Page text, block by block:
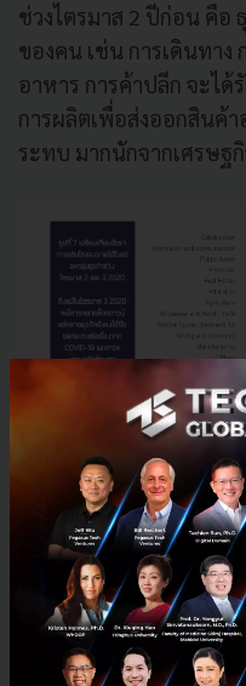
ช่วงไตรมาส 2 ปีก่อน คือ
ของคน เช่น การเดินทาง
อาหาร การค้าปลีก จะไ
การผลิตเพื่อส่งออกสินค้
ระทบ มากนักจากเศรษฐ
สัญญาณการฟื้นตัวของก
กระจุกตัวอยู่ในบางกลุ่ม
งานอีกครั้ง เป็นกลุ่มที่ไม่
ต่างชาติเป็นหลัก และฟื้
อุปสงค์ในประเทศ เช่น
ขณะที่การจ้างงานในภา
เที่ยวต่างชาติยังไม่สาม